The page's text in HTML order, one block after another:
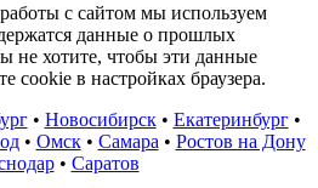
с сайтом мы используем
данные о прошлых
не хотите, чтобы эти данные
cookie в настройках браузера.
• Новосибирск• Екатеринбург•
• Омск• Самара • Ростов на Дону
• Саратов